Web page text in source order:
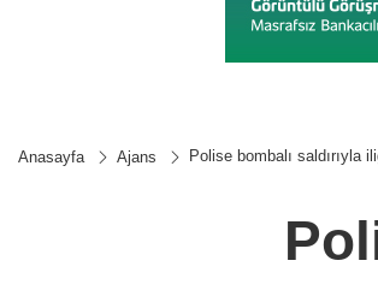
Anasayfa Ajans Polise bombalı saldırıyla